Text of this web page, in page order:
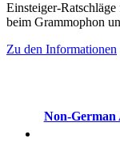
Einsteiger-
beim Grammophon
Zu den Informationen
Non-German